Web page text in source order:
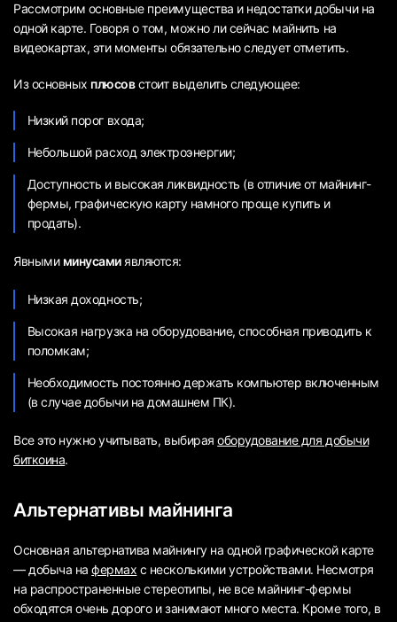
Рассмотрим основные преимущества и недостатки добычи на
одной карте. Говоря о том, можно ли сейчас майнить на
видеокартах, эти моменты обязательно следует отметить.
Из основных плюсовстоит выделить следующее:
Низкий порог входа;
Небольшой расход электроэнергии;
Доступность и высокая ликвидность (в отличие от майнинг-
фермы, графическую карту намного проще купить и
продать).
Явными минусамиявляются:
Низкая доходность;
Высокая нагрузка на оборудование, способная приводить к
поломкам;
Необходимость постоянно держать компьютер включенным
(в случае добычи на домашнем ПК).
Все это нужно учитывать, выбираяоборудование для добычи
биткоина.
Альтернативы майнинга
Основная альтернатива майнингу на одной графической карте
— добыча нафермах с несколькими устройствами. Несмотря
на распространенные стереотипы, не все майнинг-фермы
обходятся очень дорого и занимают много места. Кроме того, в